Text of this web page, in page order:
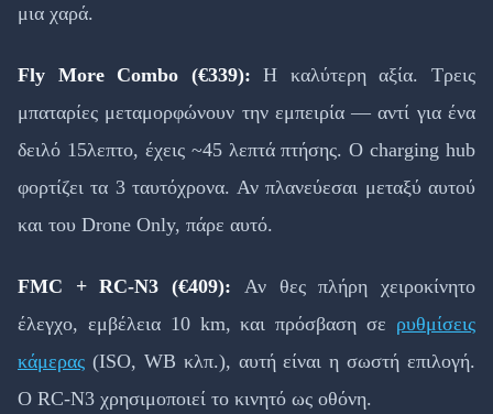
μια χαρά.
Fly More Combo (€339): Η καλύτερη αξία. Τρεις
μπαταρίες μεταμορφώνουν την εμπειρία — αντί για ένα
δειλό 15λεπτο, έχεις ~45 λεπτά πτήσης. Ο charging hub
φορτίζει τα 3 ταυτόχρονα. Αν πλανεύεσαι μεταξύ αυτού
και του Drone Only, πάρε αυτό.
FMC + RC-N3 (€409): Αν θες πλήρη χειροκίνητο
έλεγχο, εμβέλεια 10 km, και πρόσβαση σε ρυθμίσεις
κάμερας (ISO, WB κλπ.), αυτή είναι η σωστή επιλογή.
Ο RC-N3 χρησιμοποιεί το κινητό ως οθόνη.